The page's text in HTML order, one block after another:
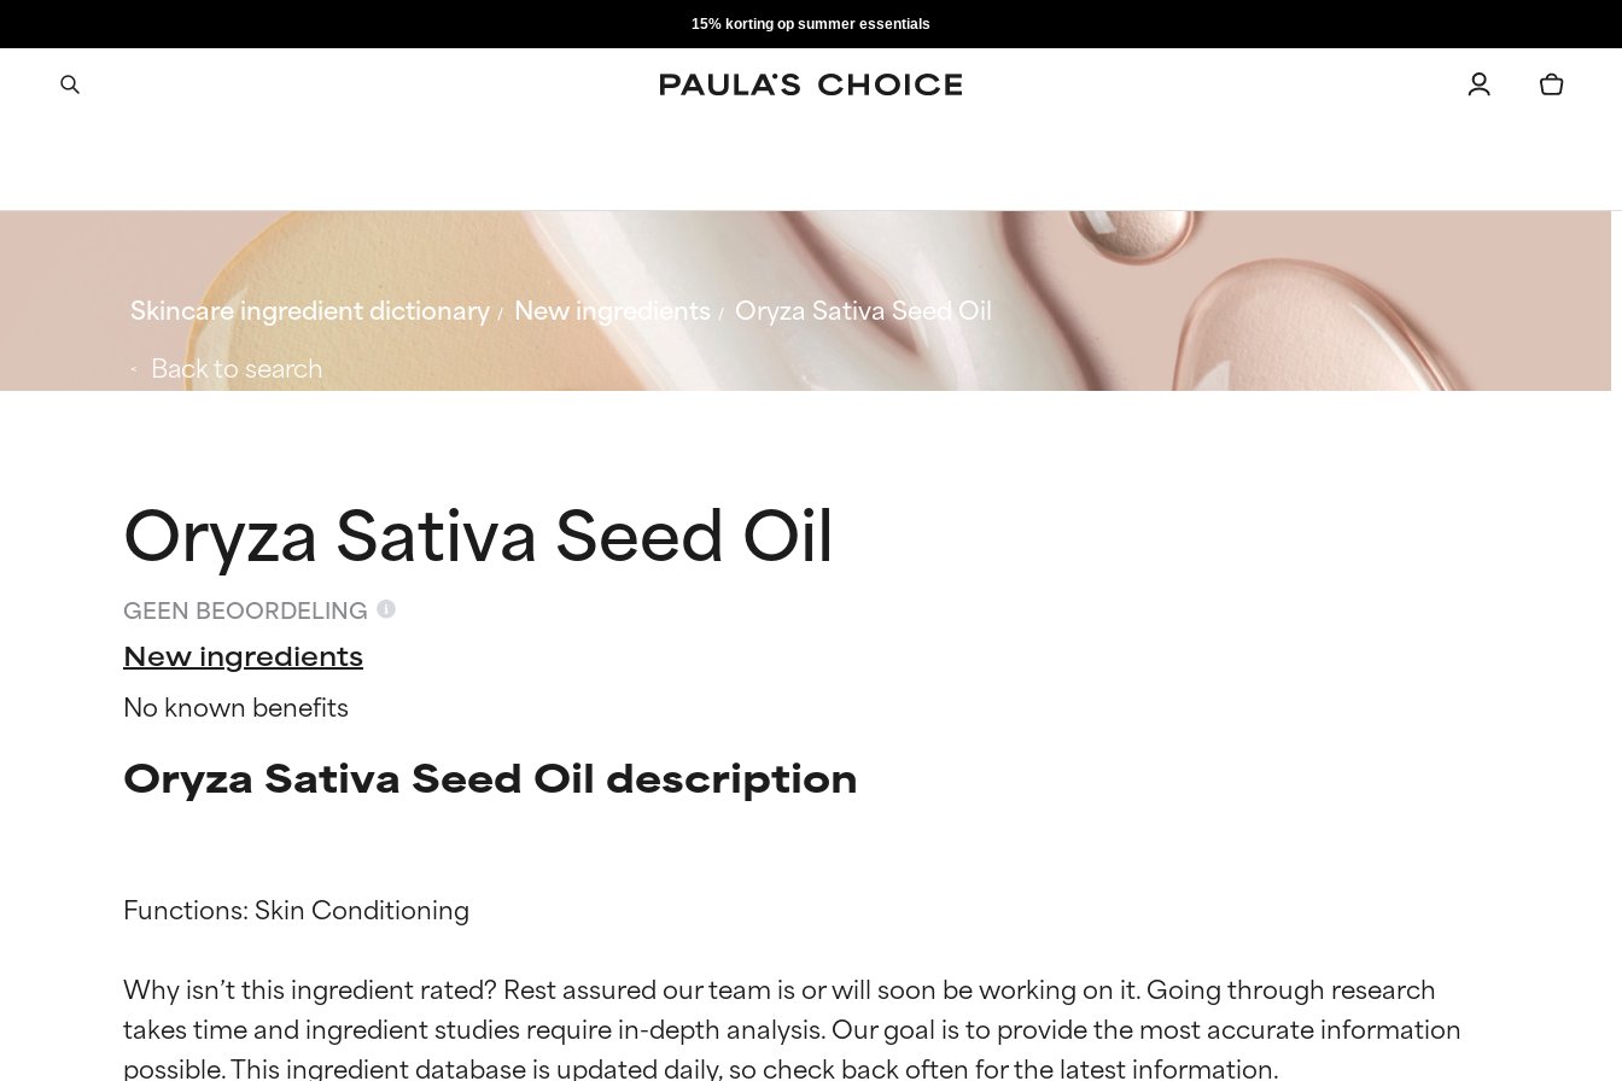
15% korting op summer essentials
Skincare ingredient dictionary New ingredients
Oryza Sativa Seed Oil
Back to search
Oryza Sativa Seed Oil
GEEN BEOORDELING
New ingredients
No known benefits
Oryza Sativa Seed Oil description
Functions: Skin Conditioning
Why isn’t this ingredient rated? Rest assured our team is or will soon be working on it. Going through research
takes time and ingredient studies require in-depth analysis. Our goal is to provide the most accurate information
Beoordelingen van ingrediënten
BESTE
Beoordelingen van ingrediënten
BESTE